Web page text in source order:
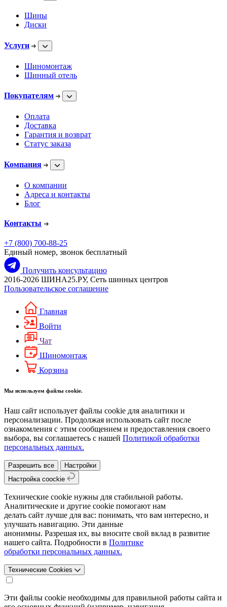
Шины
Диски
Услуги
Шиномонтаж
Шинный отель
Покупателям
Оплата
Доставка
Гарантия и возврат
Статус заказа
Компания
О компании
Адреса и контакты
Блог
Контакты
+7 (800) 700-88-25
Единый номер, звонок бесплатный
Получить консультацию
2016-2026 ШИНА25.РУ, Сеть шинных центров
Пользовательское соглашение
Главная
Войти
Чат
Шиномонтаж
Корзина
Мы используем файлы cookie.
Наш сайт использует файлы cookie для аналитики и
персонализации. Продолжая использовать сайт после
ознакомления с этим сообщением и предоставления своего
выбора, вы соглашаетесь с нашей Политикой обработки
персональных данных.
Разрешить все
Настройки
Настройка coockie
Технические cookie нужны для стабильной работы.
Аналитические и другие cookie помогают нам
делать сайт лучше для вас: понимать, что вам интересно, и
улучшать навигацию. Эти данные
анонимны. Разрешая их, вы вносите свой вклад в развитие
нашего сайта. Подробности в Политике
обработки персональных данных.
Технические Cookies
Эти файлы cookie необходимы для правильной работы сайта и